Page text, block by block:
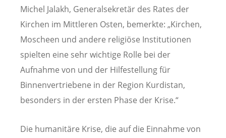
Michel Jalakh, Generalsekretär des Rates der
Kirchen im Mittleren Osten, bemerkte: „Kirchen,
Moscheen und andere religiöse Institutionen
spielten eine sehr wichtige Rolle bei der
Aufnahme von und der Hilfestellung für
Binnenvertriebene in der Region Kurdistan,
besonders in der ersten Phase der Krise.“
Die humanitäre Krise, die auf die Einnahme von